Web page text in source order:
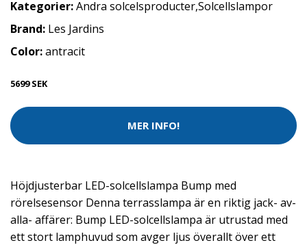
Kategorier:Andra solcelsproducter,Solcellslampor
Brand: Les Jardins
Color:antracit
5699 SEK
MER INFO!
Höjdjusterbar LED-solcellslampa Bump med
rörelsesensor Denna terrasslampa är en riktig jack- av-
alla- affärer: Bump LED-solcellslampa är utrustad med
ett stort lamphuvud som avger ljus överallt över ett